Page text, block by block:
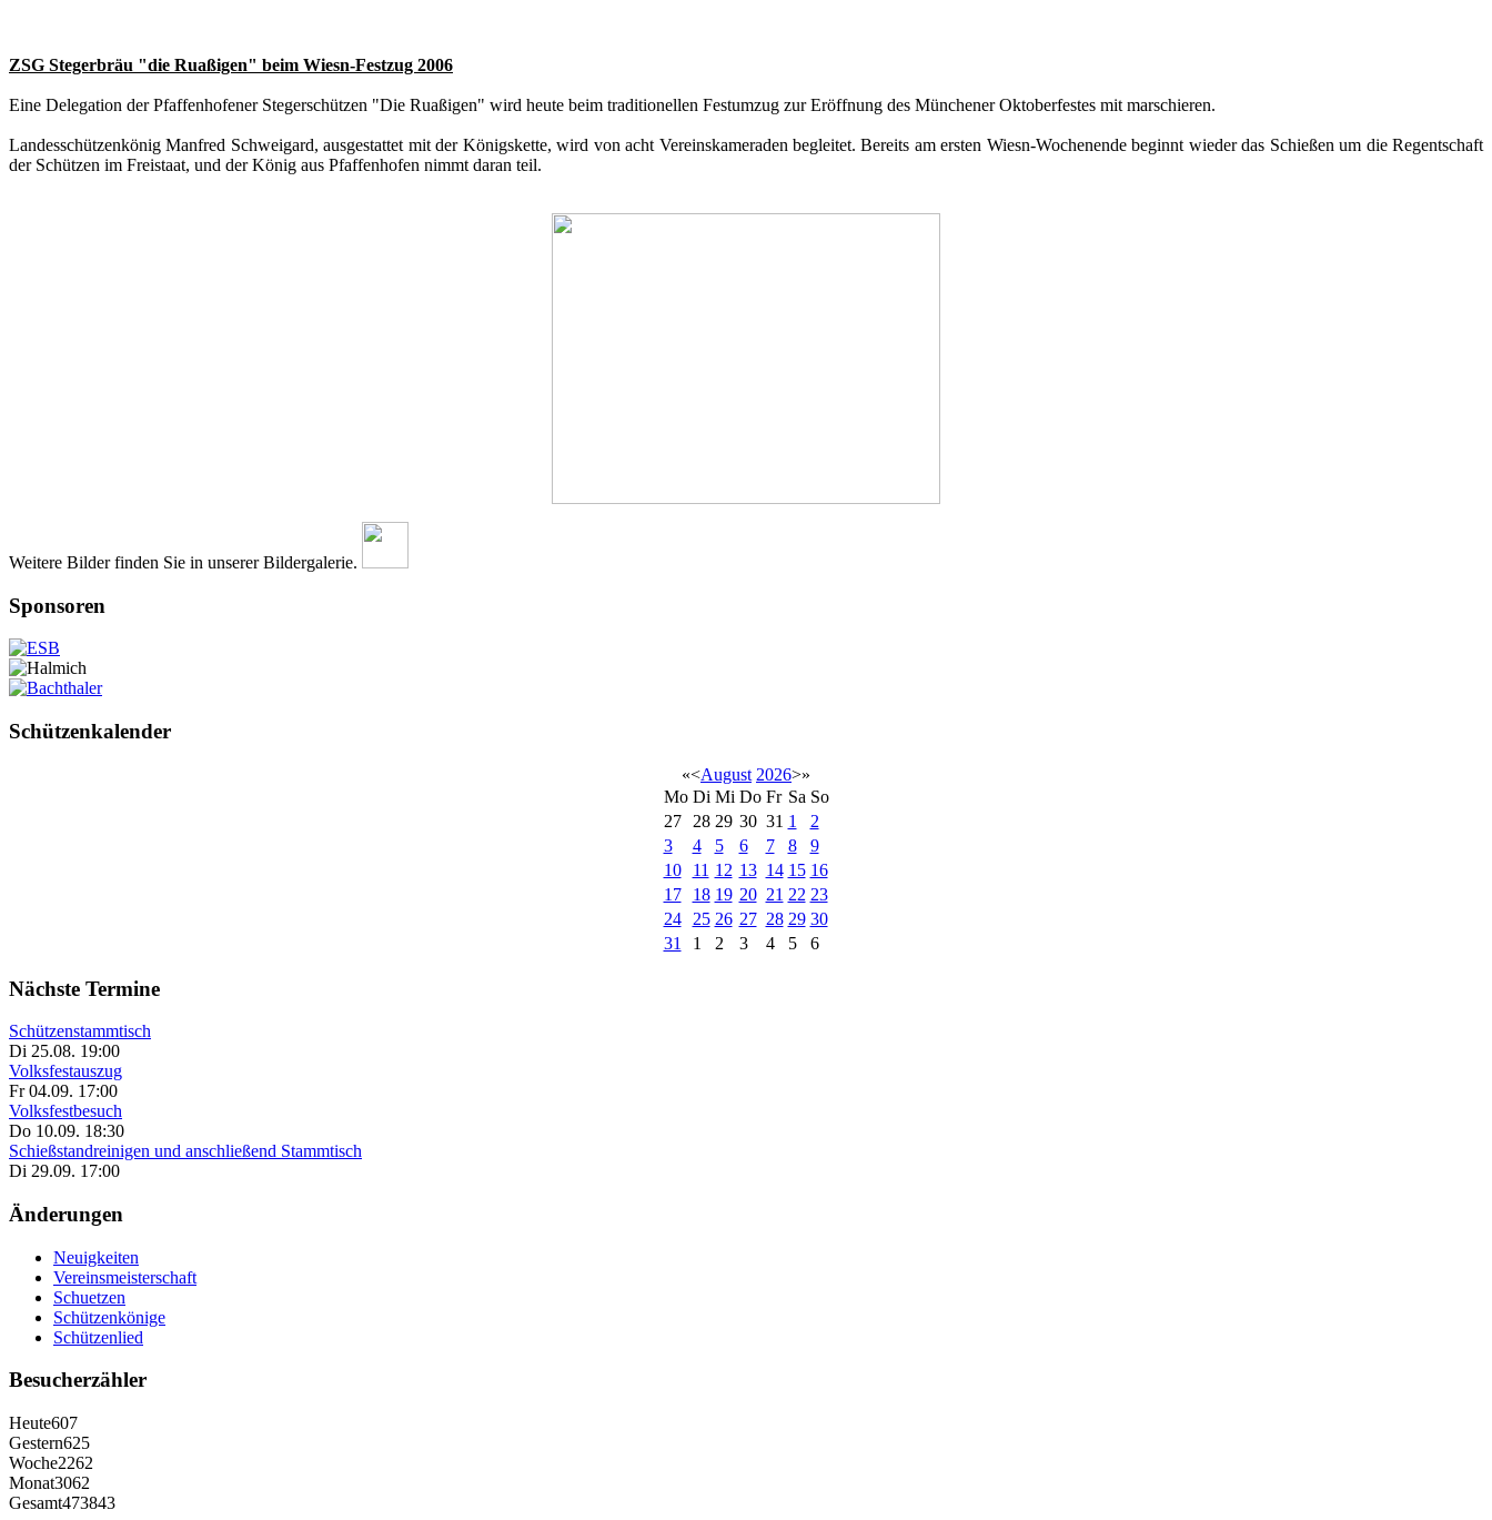
ZSG Stegerbräu "die Ruaßigen" beim Wiesn-Festzug 2006
Eine Delegation der Pfaffenhofener Stegerschützen "Die Ruaßigen" wird heute beim traditionellen Festumzug zur Eröffnung des Münchener Oktoberfestes mit marschieren.
Landesschützenkönig Manfred Schweigard, ausgestattet mit der Königskette, wird von acht Vereinskameraden begleitet. Bereits am ersten Wiesn-Wochenende beginnt wieder das Schießen um die Regentschaft
der Schützen im Freistaat, und der König aus Pfaffenhofen nimmt daran teil.
Weitere Bilder finden Sie in unserer Bildergalerie.
Sponsoren
Schützenkalender
«<August 2026>»
Mo Di Mi Do Fr Sa So
27
28 29 30 31 1
2
3
4 5 6 7 8
9
10
11 12 13 14 15 16
17
18 19 20 21 22 23
24
25 26 27 28 29 30
31
1 2 3 4 5 6
Nächste Termine
Schützenstammtisch
Di 25.08. 19:00
Volksfestauszug
Fr 04.09. 17:00
Volksfestbesuch
Do 10.09. 18:30
Schießstandreinigen und anschließend Stammtisch
Di 29.09. 17:00
Änderungen
Neuigkeiten
Vereinsmeisterschaft
Schuetzen
Schützenkönige
Schützenlied
Besucherzähler
Heute607
Gestern625
Woche2262
Monat3062
Gesamt473843